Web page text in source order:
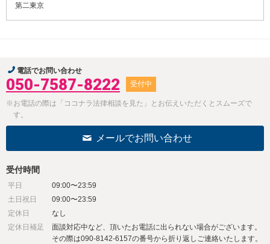
第二東京
電話でお問い合わせ
050-7587-8222 受付中
※お電話の際は「ココナラ法律相談を見た」とお伝えいただくとスムーズで
す。
メールでお問い合わせ
受付時間
平日
09:00〜23:59
土日祝日
09:00〜23:59
定休日
なし
定休日補足
面談対応中など、頂いたお電話に出られない場合がございます。
その際は090-8142-6157の番号から折り返しご連絡いたします。